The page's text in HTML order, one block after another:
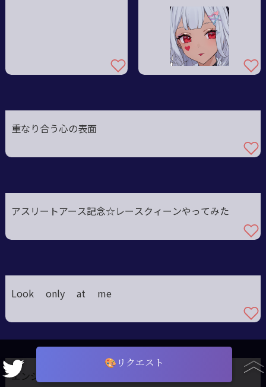
重なり合う心の表面
アスリートアース記念☆レースクィーンやってみた
Look only at me
エンジョイ&ガチ勢 in Spring
🎨リクエスト